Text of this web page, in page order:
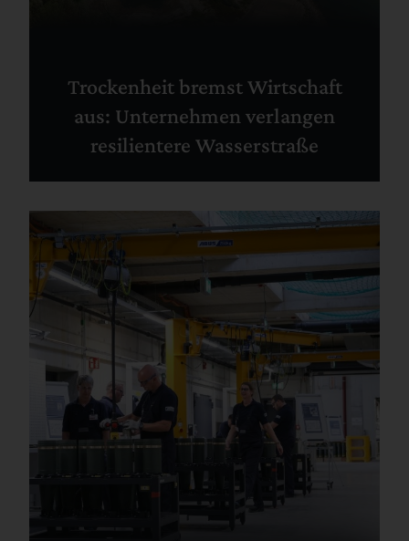
Trockenheit bremst Wirtschaft
aus: Unternehmen verlangen
resilientere Wasserstraße